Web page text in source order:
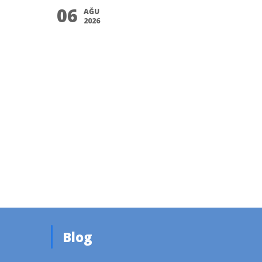
06
AĞU
2026
Blog